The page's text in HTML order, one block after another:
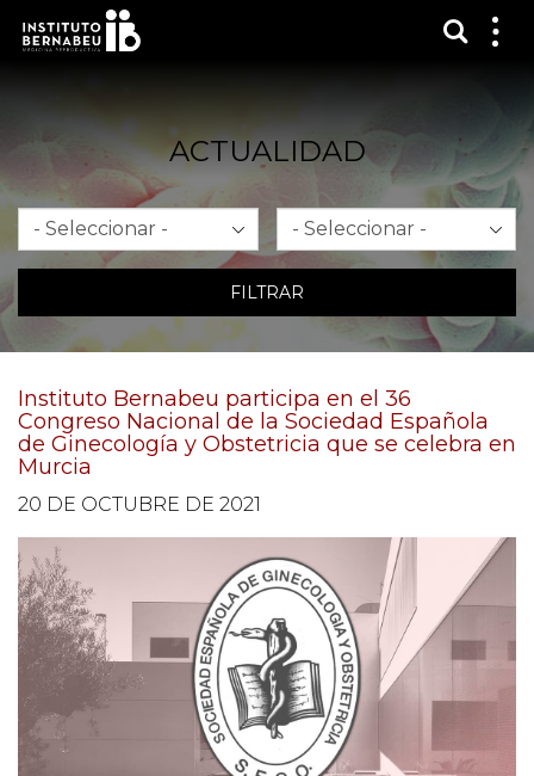
ACTUALIDAD
Mes Año
FILTRAR
Instituto Bernabeu participa en el 36
Congreso Nacional de la Sociedad Española
de Ginecología y Obstetricia que se celebra en
Murcia
20 DE OCTUBRE DE 2021